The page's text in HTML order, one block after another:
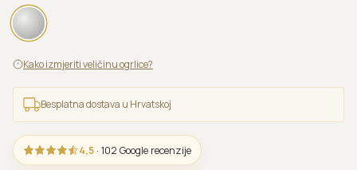
Kako izmjeriti veličinu ogrlice?
Besplatna dostava u Hrvatskoj
4,5 · 102 Google recenzije